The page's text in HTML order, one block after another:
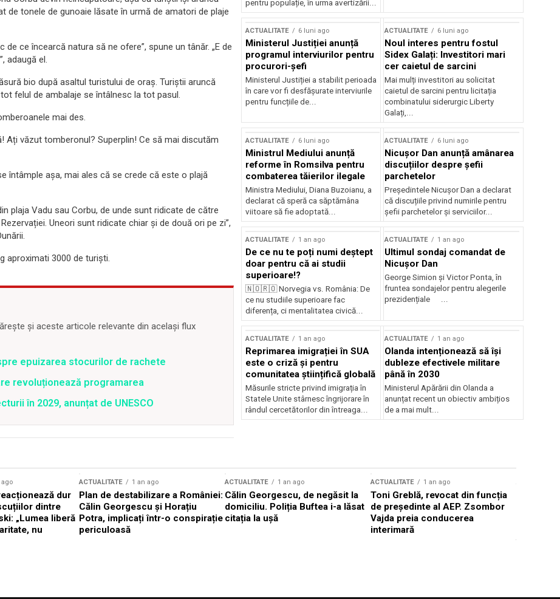
de tonele de gunoaie lăsate în urmă de amatori de plaje
ce încearcă natura să ne ofere”, spune un tânăr. „E de
adaugă el.
bio după asaltul turistului de oraş. Turiștii aruncă
felul de ambalaje se întâlnesc la tot pasul.
mai des.
Ați văzut tomberonul? Superplin! Ce să mai discutăm
întâmple așa, mai ales că se crede că este o plajă
plaja Vadu sau Corbu, de unde sunt ridicate de către
Uneori sunt ridicate chiar și de două ori pe zi”,
aproximati 3000 de turiști.
și aceste articole relevante din același flux
epuizarea stocurilor de rachete
revoluționează programarea
în 2029, anunțat de UNESCO
pentru populație, în urma avertizării...
ACTUALITATE 6 luni ago
Ministerul Justiției anunță
programul interviurilor pentru
procurori-șefi
Ministerul Justiției a stabilit perioada
în care vor fi desfășurate interviurile
pentru funcțiile de...
ACTUALITATE 6 luni ago
Noul interes pentru fostul
Sidex Galați: Investitori mari
cer caietul de sarcini
Mai mulți investitori au solicitat
caietul de sarcini pentru licitația
combinatului siderurgic Liberty
Galați,...
ACTUALITATE 6 luni ago
Ministrul Mediului anunță
reforme în Romsilva pentru
combaterea tăierilor ilegale
Ministra Mediului, Diana Buzoianu, a
declarat că speră ca săptămâna
viitoare să fie adoptată...
ACTUALITATE 6 luni ago
Nicușor Dan anunță amânarea
discuțiilor despre șefii
parchetelor
Președintele Nicușor Dan a declarat
că discuțiile privind numirile pentru
șefii parchetelor și serviciilor...
ACTUALITATE 1 an ago
De ce nu te poți numi deștept
doar pentru că ai studii
superioare!?
🇳🇴🇷🇴 Norvegia vs. România: De
ce nu studiile superioare fac
diferența, ci mentalitatea civică...
ACTUALITATE 1 an ago
Ultimul sondaj comandat de
Nicușor Dan
George Simion și Victor Ponta, în
fruntea sondajelor pentru alegerile
prezidențiale ...
ACTUALITATE 1 an ago
Reprimarea imigrației în SUA
este o criză și pentru
comunitatea științifică globală
Măsurile stricte privind imigrația în
Statele Unite stârnesc îngrijorare în
rândul cercetătorilor din întreaga...
ACTUALITATE 1 an ago
Olanda intenționează să își
dubleze efectivele militare
până în 2030
Ministerul Apărării din Olanda a
anunțat recent un obiectiv ambițios
de a mai mult...
ago
dur
dintre
„Lumea liberă
nu
ACTUALITATE 1 an ago
Plan de destabilizare a României:
Călin Georgescu și Horațiu
Potra, implicați într-o conspirație
periculoasă
ACTUALITATE 1 an ago
Călin Georgescu, de negăsit la
domiciliu. Poliția Buftea i-a lăsat
citația la ușă
ACTUALITATE 1 an ago
Toni Greblă, revocat din funcția
de președinte al AEP. Zsombor
Vajda preia conducerea
interimară